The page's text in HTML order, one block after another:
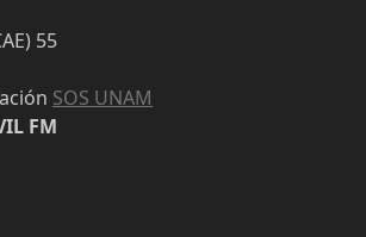
55
SOS UNAM
FM